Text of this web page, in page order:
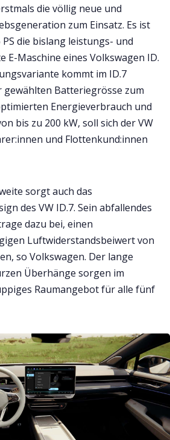
die völlig neue und
zum Einsatz. Es ist
PS die bislang leistungs- und
E-Maschine eines Volkswagen ID.
kommt im ID.7
gewählten Batteriegrösse zum
Energieverbrauch und
bis zu 200 kW, soll sich der VW
und Flottenkund:innen
sorgt auch das
des VW ID.7. Sein abfallendes
dazu bei, einen
Luftwiderstandsbeiwert von
so Volkswagen. Der lange
Überhänge sorgen im
Raumangebot für alle fünf